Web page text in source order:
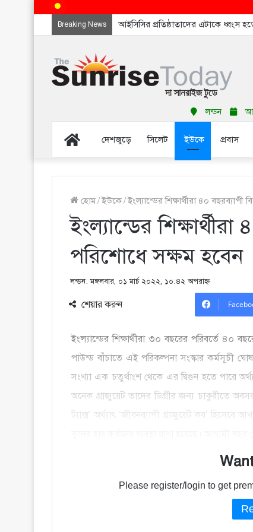
Breaking News আইসিসির প্রতিষ্ঠাতাদের এটাকে ধ্বংস
লন্ডন
Homeদেশজুড়ে সিলেট ইউকে প্রবাস
হোম/ইউকে/ইংল্যান্ডের শিক্ষার্থীরা ৪০
ইংল্যান্ডের
পরিশোধে সক্ষম হবেন
লন্ডন: মঙ্গলবার, ০১ মার্চ ২০২২, ১০:৪২ অপরাহ্ণ
শেয়ার করুন
ইংল্যান্ডের শিক্ষার্থীরা ৩০ বছরের পরিবর্তে ৪০
পাউন্ড বাঁচাতে এই পরিকল্পনা সংস্কার কর্মসূচী
সংখ্যা এক চতুর্থাংশ থেকে এর দ্বিগুন হতে পারে
অনেক গ্রাজুয়েট তাদের ডিগ্রীর জন্য চাকুরীতে
ট্যাক্স’ অর্থ্যাৎ ‘জীবনব্যাপী গ্রাজুয়েট কর’ হিসেবে
Please register/login to get